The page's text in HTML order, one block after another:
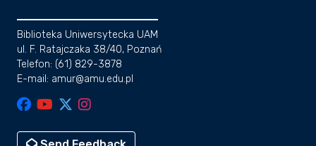
Biblioteka Uniwersytecka UAM
ul. F. Ratajczaka 38/40, Poznań
Telefon: (61) 829-3878
E-mail: amur@amu.edu.pl